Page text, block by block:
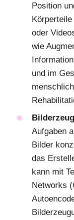
Position
oder
wie
und im
Aufgaben
Bilder
das
kann mit
Networks